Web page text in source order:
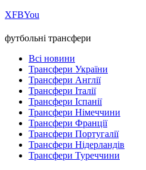
ХFBYou
футбольні трансфери
Всі новини
Трансфери України
Трансфери Англії
Трансфери Італії
Трансфери Іспанії
Трансфери Німеччини
Трансфери Франції
Трансфери Португалії
Трансфери Нідерландів
Трансфери Туреччини